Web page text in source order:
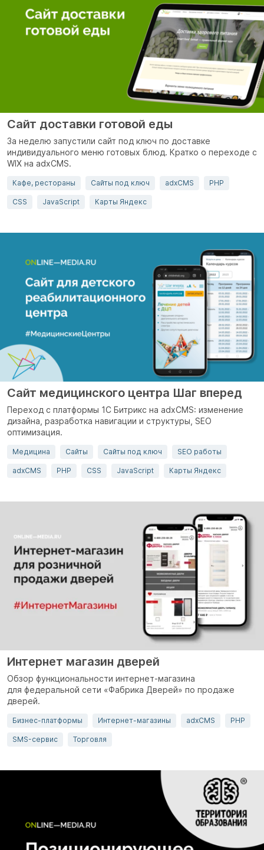
Сайт доставки готовой еды
За неделю запустили сайт под ключ по доставке
индивидуального меню готовых блюд. Кратко о переходе c
WIX на adxCMS.
Кафе, рестораны Сайты под ключ adxCMS PHP
CSS JavaScript Карты Яндекс
Сайт медицинского центра Шаг вперед
Переход с платформы 1С Битрикс на adxCMS: изменение
дизайна, разработка навигации и структуры, SEO
оптимизация.
Медицина Сайты Сайты под ключ SEO работы
adxCMS PHP CSS JavaScript Карты Яндекс
Интернет магазин дверей
Обзор функциональности интернет-магазина
для федеральной сети «Фабрика Дверей» по продаже
дверей.
Бизнес-платформы Интернет-магазины adxCMS PHP
SMS-сервис Торговля